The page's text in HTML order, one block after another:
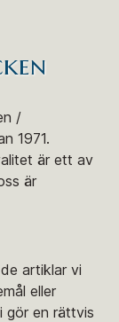
/
1971.
är ett av
är
artiklar vi
eller
gör en rättvis